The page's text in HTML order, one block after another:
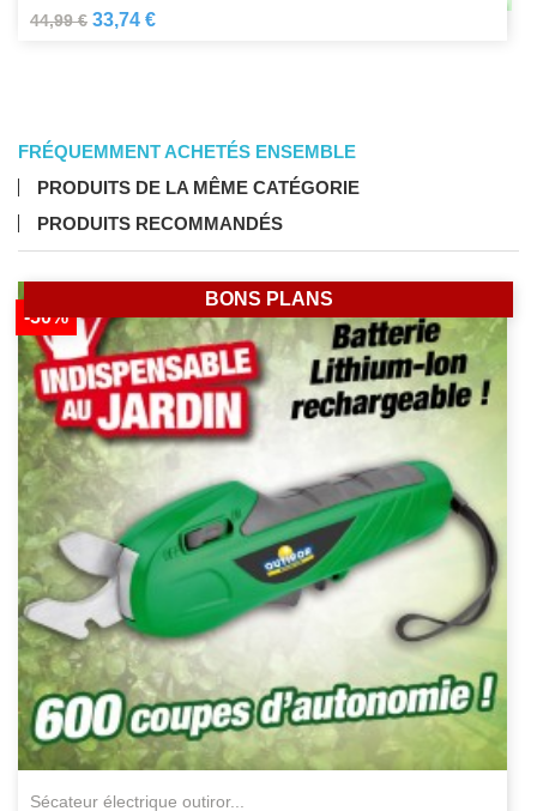
44,99 € 33,74 €
FRÉQUEMMENT ACHETÉS ENSEMBLE
PRODUITS DE LA MÊME CATÉGORIE
PRODUITS RECOMMANDÉS
sécateur électrique outiror...
-50%
BONS PLANS